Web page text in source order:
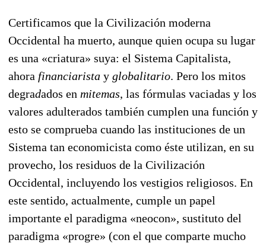
Certificamos que la Civilización moderna
Occidental ha muerto, aunque quien ocupa su lugar
es una «criatura» suya: el Sistema Capitalista,
ahora financiarista y globalitario. Pero los mitos
degra­dados en mitemas, las fórmulas vaciadas y los
valores adulterados también cumplen una función y
esto se comprueba cuando las instituciones de un
Sistema tan economicista como éste utilizan, en su
provecho, los residuos de la Civilización
Occidental, incluyendo los vestigios religiosos. En
este sentido, actualmente, cumple un papel
importante el paradigma «neocon», sustituto del
paradigma «progre» (con el que comparte mucho